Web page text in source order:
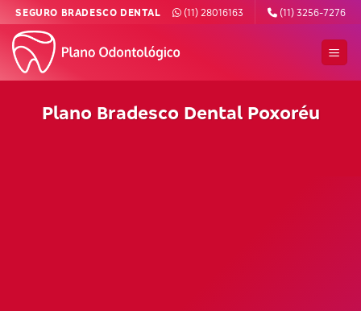
Skip
content
SEGURO BRADESCO DENTAL (11) 28016163 (11) 3256-7276
Plano Bradesco Dental Poxoréu